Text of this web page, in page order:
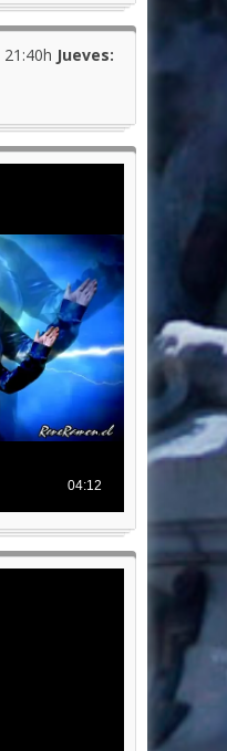
21:40h Jueves: